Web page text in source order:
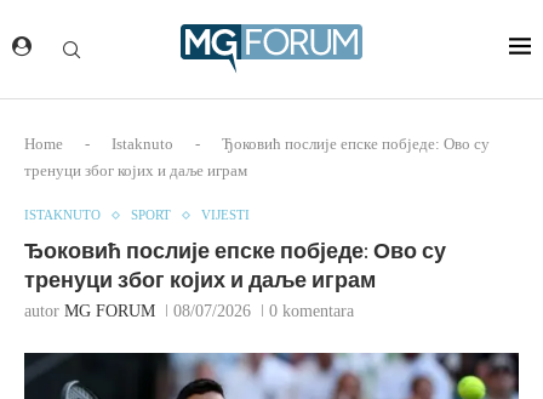
Home - Istaknuto -
Ђоковић послије епске побједе: Ово су
тренуци због којих и даље играм
ISTAKNUTO SPORT VIJESTI
Ђоковић послије епске побједе: Ово су
тренуци због којих и даље играм
autor MG FORUM 08/07/2026 0 komentara